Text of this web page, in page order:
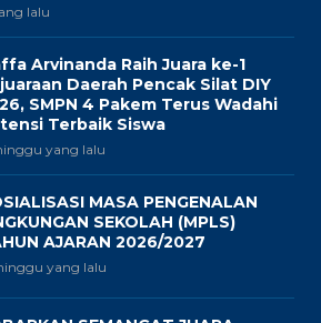
lalu
Arvinanda Raih Juara ke-1
Daerah Pencak Silat DIY
SMPN 4 Pakem Terus Wadahi
Terbaik Siswa
yang lalu
MASA PENGENALAN
SEKOLAH (MPLS)
AJARAN 2026/2027
yang lalu